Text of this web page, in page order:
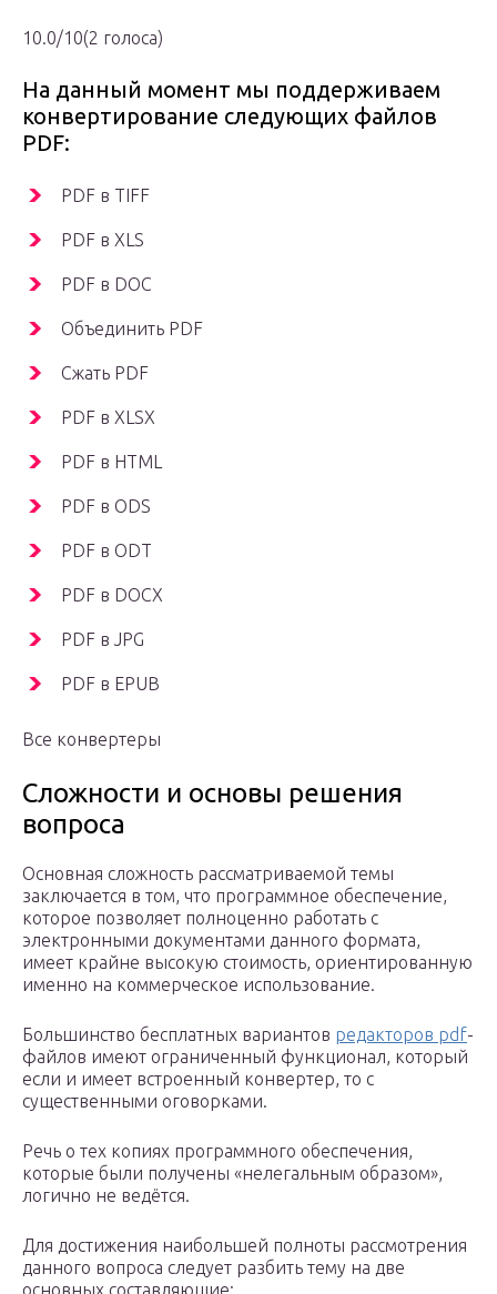
10.0/10(2 голоса)
На данный момент мы поддерживаем
конвертирование следующих файлов
PDF:
PDF в TIFF
PDF в XLS
PDF в DOC
Объединить PDF
Сжать PDF
PDF в XLSX
PDF в HTML
PDF в ODS
PDF в ODT
PDF в DOCX
PDF в JPG
PDF в EPUB
Все конвертеры
Сложности и основы решения
вопроса
Основная сложность рассматриваемой темы
заключается в том, что программное обеспечение,
которое позволяет полноценно работать с
электронными документами данного формата,
имеет крайне высокую стоимость, ориентированную
именно на коммерческое использование.
Большинство бесплатных вариантов редакторов pdf-
файлов имеют ограниченный функционал, который
если и имеет встроенный конвертер, то с
существенными оговорками.
Речь о тех копиях программного обеспечения,
которые были получены «нелегальным образом»,
логично не ведётся.
Для достижения наибольшей полноты рассмотрения
данного вопроса следует разбить тему на две
основных составляющие: